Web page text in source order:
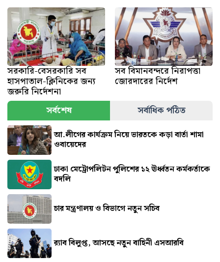
সরকারি-বেসরকারি সব
হাসপাতাল-ক্লিনিকের জন্য
জরুরি নির্দেশনা
সব বিমানবন্দরে নিরাপত্তা
জোরদারের নির্দেশ
সর্বশেষ সর্বাধিক পঠিত
আ.লীগের কার্যক্রম নিয়ে ভারতকে কড়া বার্তা শামা
ওবায়েদের
ঢাকা মেট্রোপলিটন পুলিশের ১২ ঊর্ধ্বতন কর্মকর্তাকে
বদলি
চার মন্ত্রণালয় ও বিভাগে নতুন সচিব
র‍্যাব বিলুপ্ত, আসছে নতুন বাহিনী এসআরবি